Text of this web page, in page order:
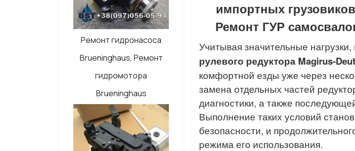
Ремонт гидронасоса
Brueninghaus, Ремонт
гидромотора
Brueninghaus
импортных
Ремонт ГУР
Учитывая значительные
рулевого редуктора Magirus-
комфортной езды уже через
замена отдельных частей
диагностики, а также
Выполнение таких условий
безопасности, и
режима его использования.